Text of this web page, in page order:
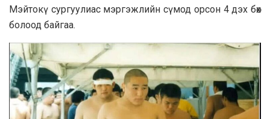
Мэйтокү сургуулиас мэргэжлийн сүмод орсон 4 дэх бөх
болоод байгаа.